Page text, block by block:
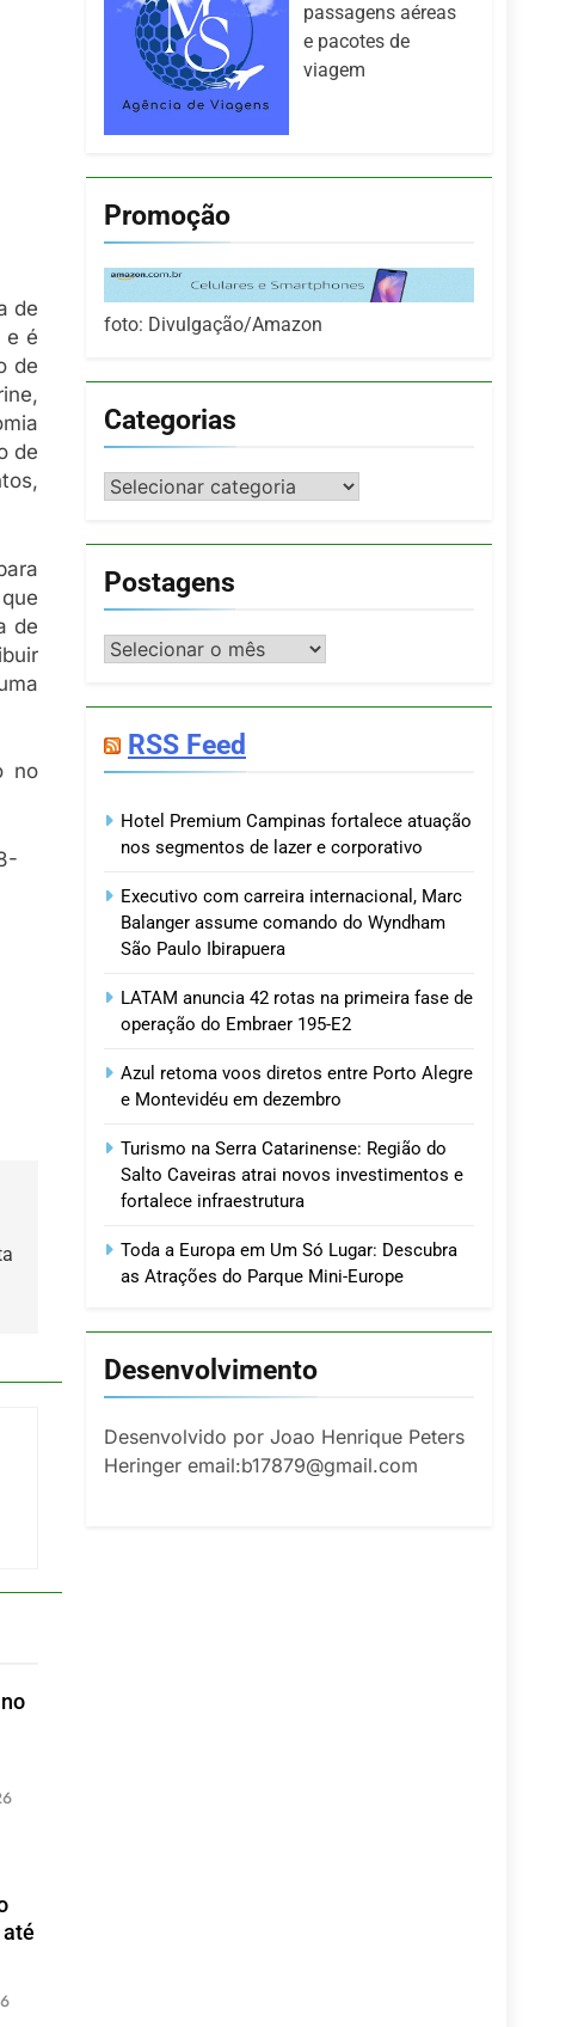
de
e é
de
de
de
no
passagens aéreas
e pacotes de
viagem
Promoção
foto: Divulgação/Amazon
Categorias
Categorias
Postagens
Postagens
RSS Feed
Hotel Premium Campinas fortalece atuação
nos segmentos de lazer e corporativo
Executivo com carreira internacional, Marc
Balanger assume comando do Wyndham
São Paulo Ibirapuera
LATAM anuncia 42 rotas na primeira fase de
operação do Embraer 195-E2
Azul retoma voos diretos entre Porto Alegre
e Montevidéu em dezembro
Turismo na Serra Catarinense: Região do
Salto Caveiras atrai novos investimentos e
fortalece infraestrutura
Toda a Europa em Um Só Lugar: Descubra
as Atrações do Parque Mini-Europe
Desenvolvimento
Desenvolvido por Joao Henrique Peters
Heringer email:b17879@gmail.com